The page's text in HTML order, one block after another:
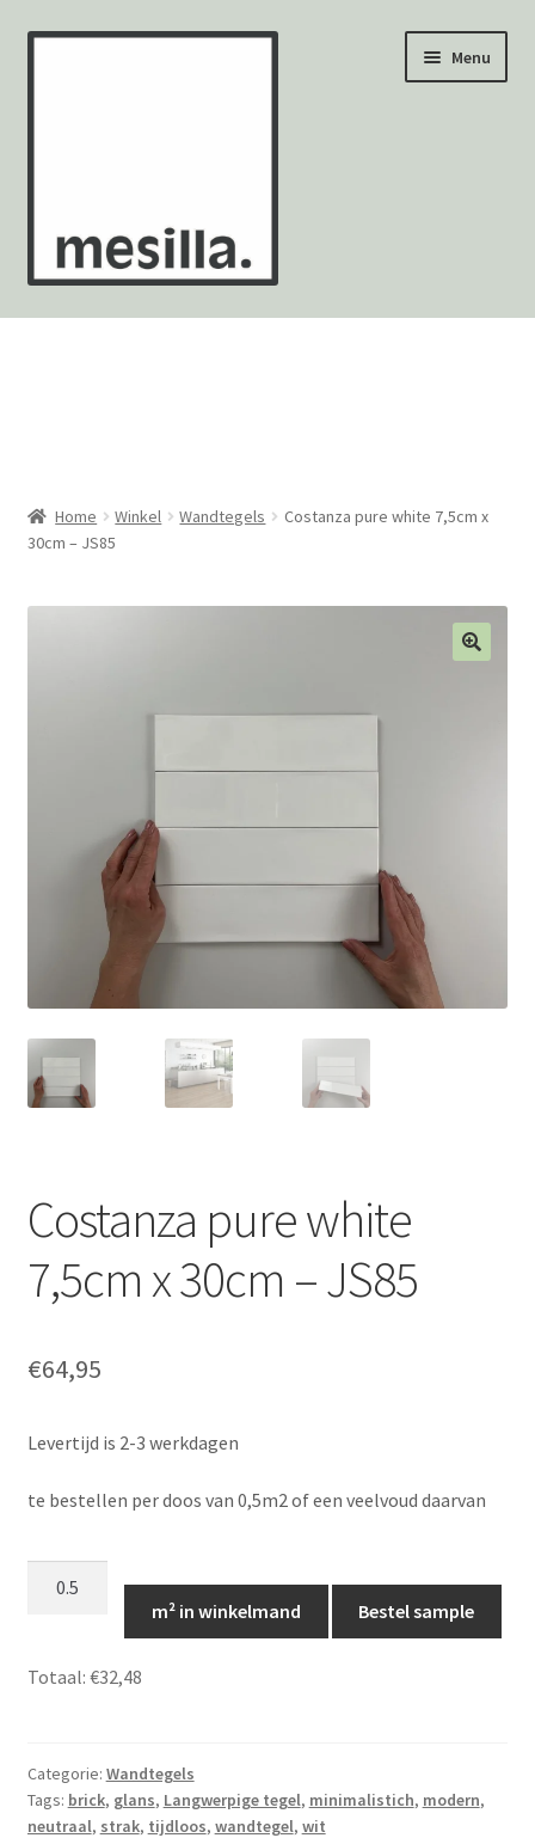
Ga
Ga
Menu
Wandtegels
Mozaïekvellen
Home Winkel Wandtegels
Costanza pure white 7,5cm x
30cm – JS85
Costanza pure white
7,5cm x 30cm – JS85
€64,95
Levertijd is 2-3 werkdagen
te bestellen per doos van 0,5m2 of een veelvoud daarvan
JS85
aantal
m² in winkelmand Bestel sample
Totaal: €32,48
Categorie: Wandtegels
Tags: brick, glans, Langwerpige tegel, minimalistich, modern,
neutraal, strak, tijdloos, wandtegel, wit